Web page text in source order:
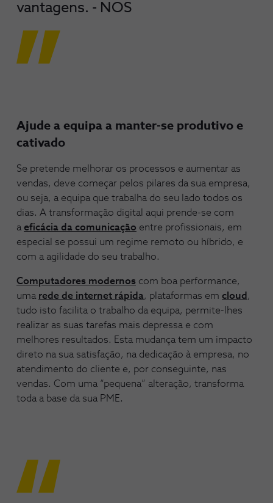
vantagens. - NOS
Ajude a equipa a manter-se produtivo e
cativado
Se pretende melhorar os processos e aumentar as
vendas, deve começar pelos pilares da sua empresa,
ou seja, a equipa que trabalha do seu lado todos os
dias. A transformação digital aqui prende-se com
a eficácia da comunicação entre profissionais, em
especial se possui um regime remoto ou híbrido, e
com a agilidade do seu trabalho.
Computadores modernos com boa performance,
uma rede de internet rápida, plataformas em cloud ,
tudo isto facilita o trabalho da equipa, permite-lhes
realizar as suas tarefas mais depressa e com
melhores resultados. Esta mudança tem um impacto
direto na sua satisfação, na dedicação à empresa, no
atendimento do cliente e, por conseguinte, nas
vendas. Com uma “pequena” alteração, transforma
toda a base da sua PME.